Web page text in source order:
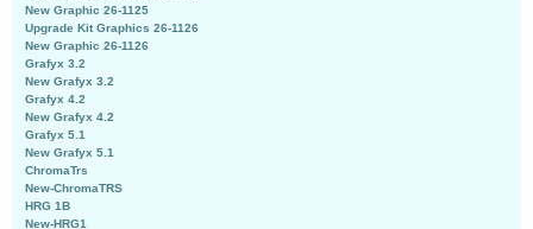
New Graphic 26-1125
Upgrade Kit Graphics 26-1126
New Graphic 26-1126
Grafyx 3.2
New Grafyx 3.2
Grafyx 4.2
New Grafyx 4.2
Grafyx 5.1
New Grafyx 5.1
ChromaTrs
New-ChromaTRS
HRG 1B
New-HRG1